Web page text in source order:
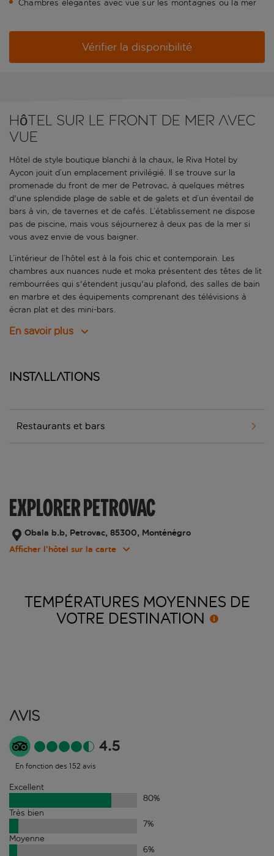
Chambres élégantes avec vue sur les montagnes ou la mer
Vérifier la disponibilité
Hôtel sur le front de mer avec
vue
Hôtel de style boutique blanchi à la chaux, le Riva Hotel by
Aycon jouit d’un emplacement privilégié. Il se trouve sur la
promenade du front de mer de Petrovac, à quelques mètres
d'une splendide plage de sable et de galets et d’un éventail de
bars à vin, de tavernes et de cafés. L’établissement ne dispose
pas de piscine, mais vous séjournerez à deux pas de la mer si
vous avez envie de vous baigner.
L’intérieur de l’hôtel est à la fois chic et contemporain. Les
chambres aux nuances nude et moka présentent des têtes de lit
rembourrées qui s'étendent jusqu'au plafond, des salles de bain
en marbre et des équipements comprenant des télévisions à
écran plat et des mini-bars.
En savoir plus
Installations
Restaurants et bars
EXPLORER PETROVAC
Obala b.b, Petrovac, 85300, Monténégro
Afficher l’hôtel sur la carte
TEMPÉRATURES MOYENNES DE
VOTRE DESTINATION
Avis
4.5
En fonction des 152 avis
Excellent
80%
Très bien
7%
Moyenne
6%